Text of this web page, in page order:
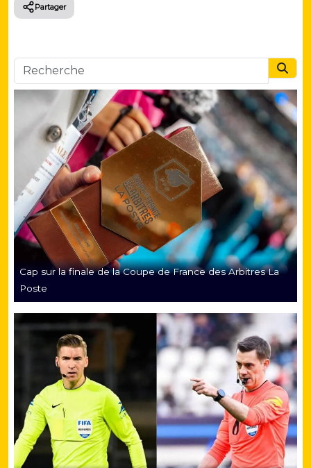
Partager
Cap sur la finale de la Coupe de France des Arbitres La
Poste